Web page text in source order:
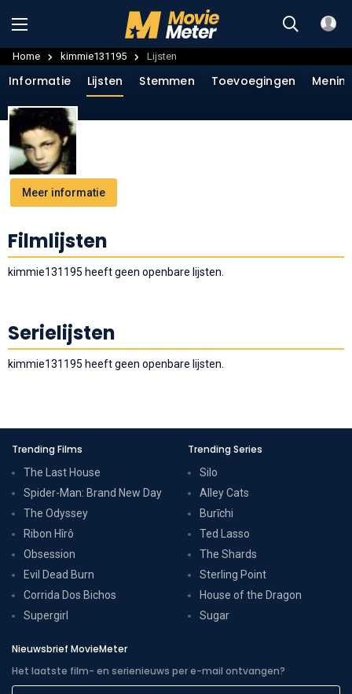
Home kimmie131195 Lijsten
Meer informatie
Informatie Lijsten Stemmen Toevoegingen
Filmlijsten
kimmie131195 heeft geen openbare lijsten.
Serielijsten
kimmie131195 heeft geen openbare lijsten.
Trending Films
The Last House
Spider-Man: Brand New Day
The Odyssey
Ribon Hîrô
Obsession
Evil Dead Burn
Corrida Dos Bichos
Supergirl
Trending Series
Silo
Alley Cats
Burīchi
Ted Lasso
The Shards
Sterling Point
House of the Dragon
Sugar
Nieuwsbrief MovieMeter
Het laatste film- en serienieuws per e-mail ontvangen?